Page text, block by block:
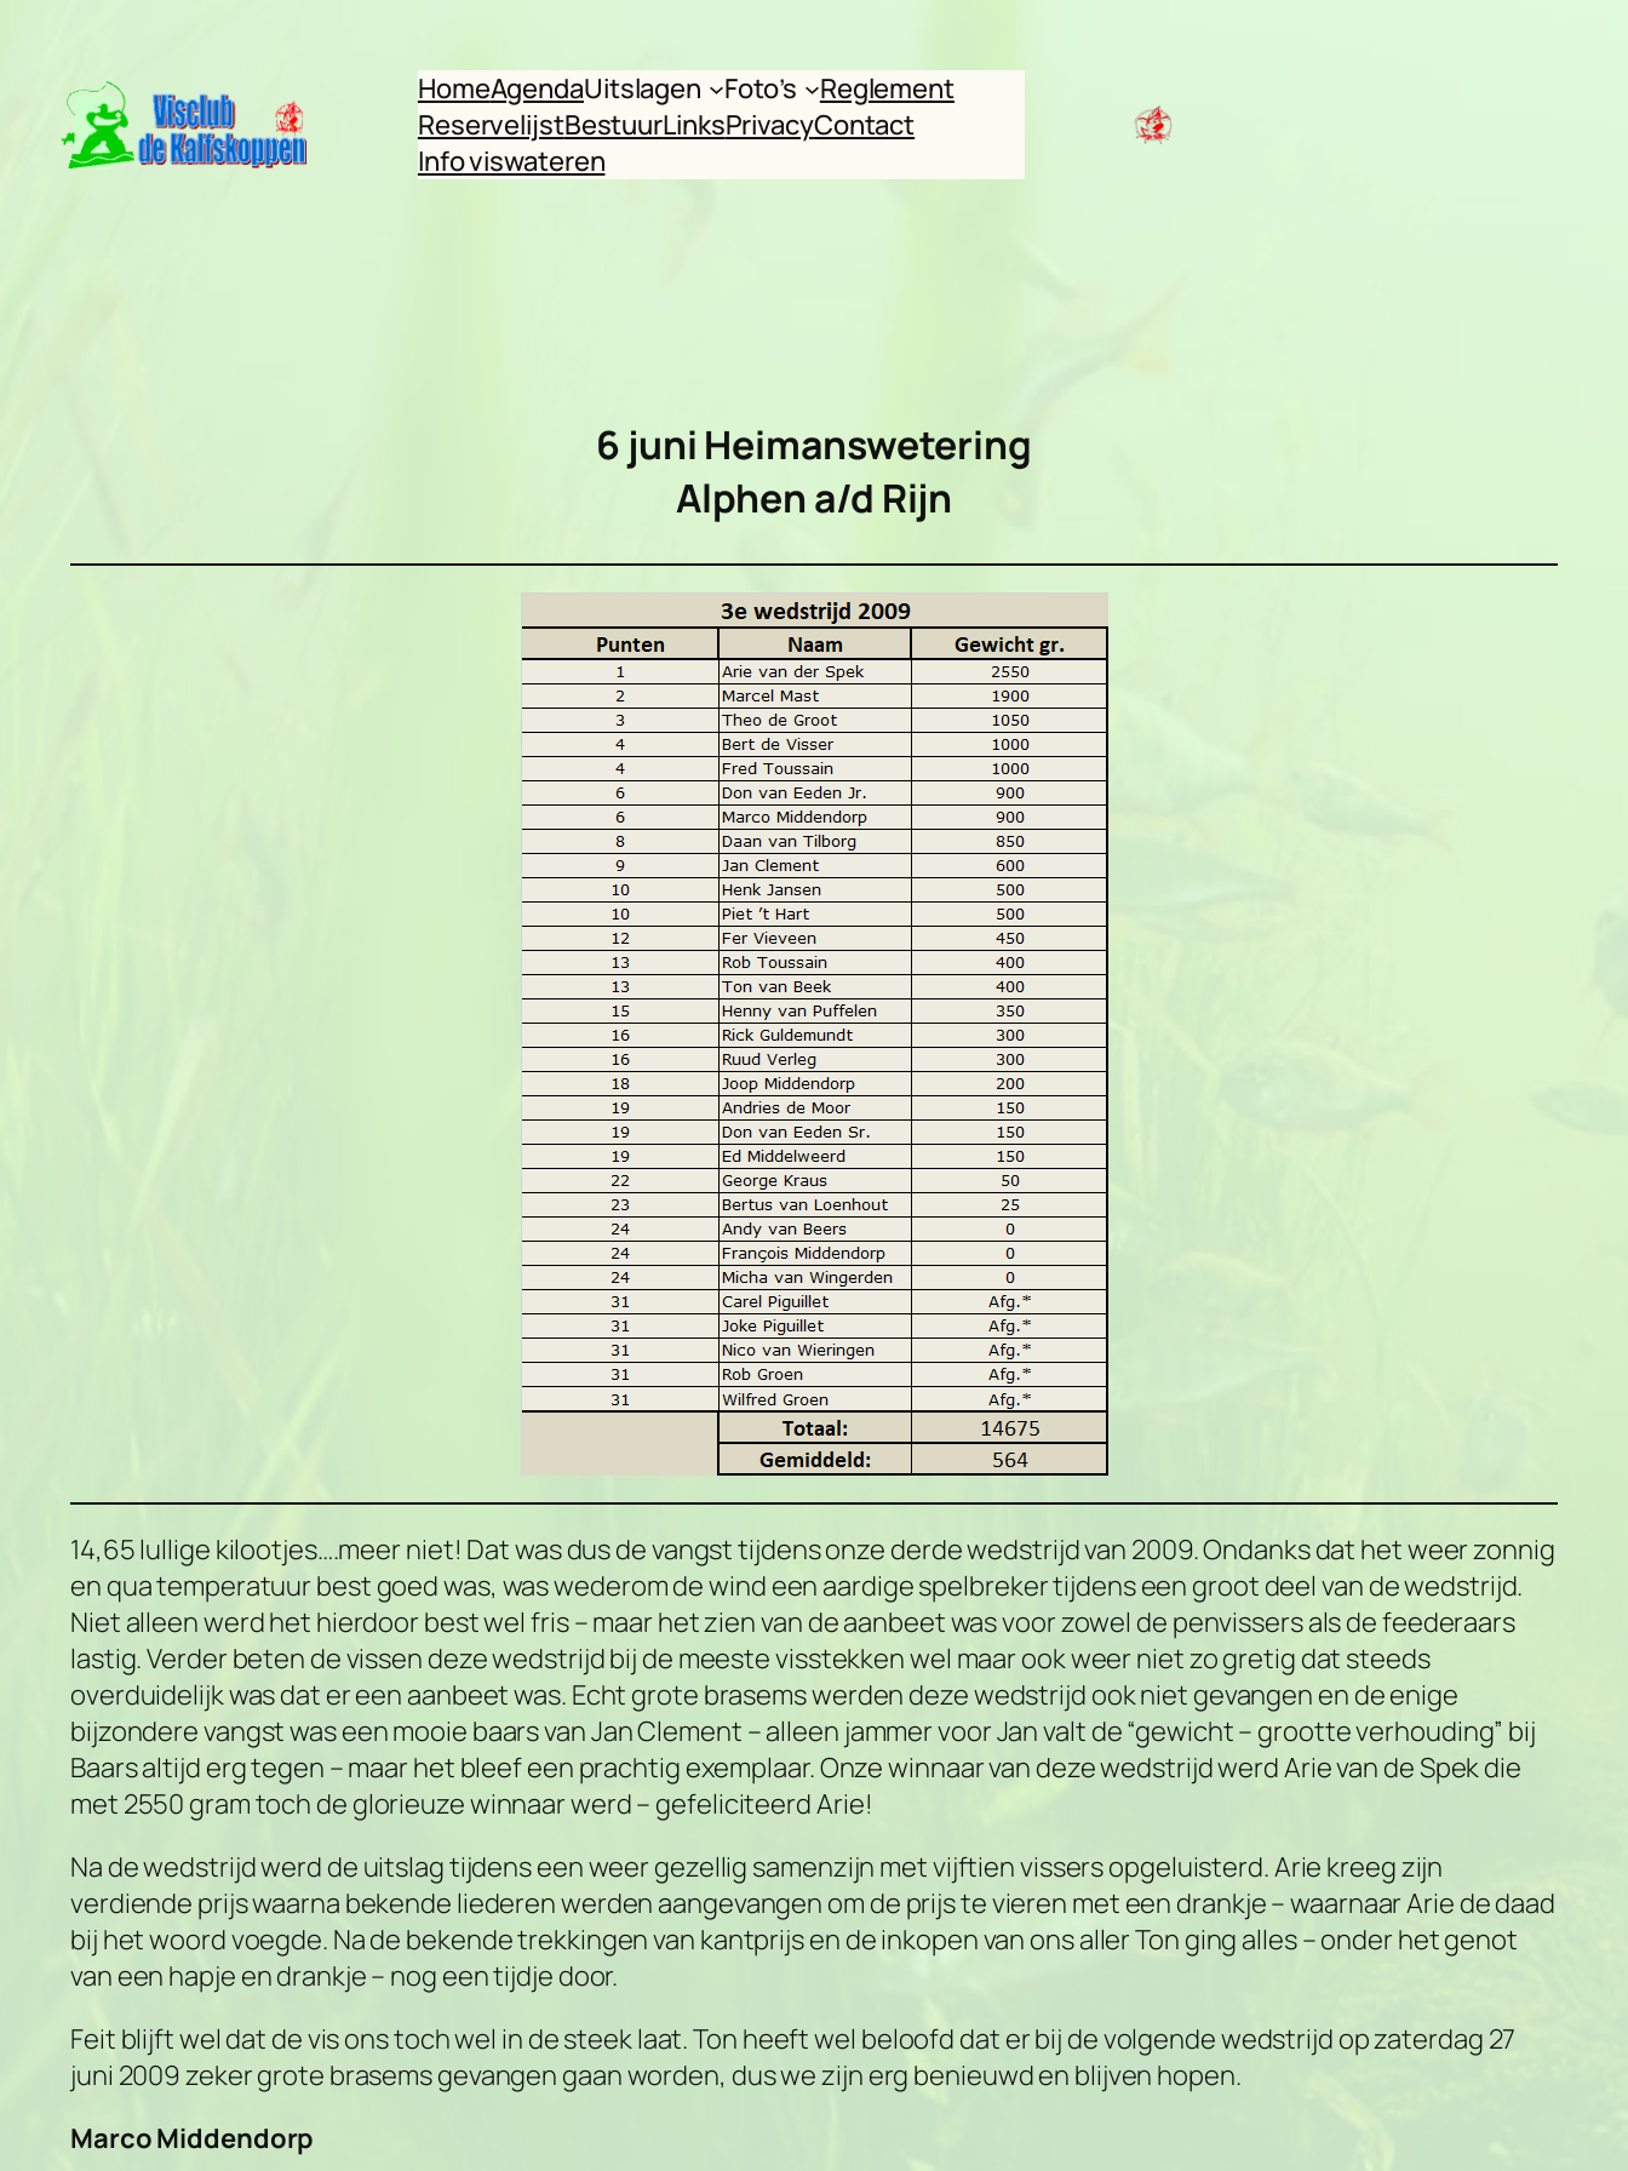
inhoud
HomeAgendaUitslagen Foto’s
Reglement
ReservelijstBestuurLinksPrivacyContact
Info viswateren
6 juni Heimanswetering
Alphen a/d Rijn
14,65 lullige kilootjes….meer niet! Dat was dus de vangst tijdens onze derde wedstrijd van 2009. Ondanks dat het weer zonnig
en qua temperatuur best goed was, was wederom de wind een aardige spelbreker tijdens een groot deel van de wedstrijd.
Niet alleen werd het hierdoor best wel fris – maar het zien van de aanbeet was voor zowel de penvissers als de feederaars
lastig. Verder beten de vissen deze wedstrijd bij de meeste visstekken wel maar ook weer niet zo gretig dat steeds
overduidelijk was dat er een aanbeet was. Echt grote brasems werden deze wedstrijd ook niet gevangen en de enige
bijzondere vangst was een mooie baars van Jan Clement – alleen jammer voor Jan valt de “gewicht – grootte verhouding” bij
Baars altijd erg tegen – maar het bleef een prachtig exemplaar. Onze winnaar van deze wedstrijd werdArie van de Spekdie
met 2550 gram toch de glorieuze winnaar werd – gefeliciteerd Arie!
Na de wedstrijd werd de uitslag tijdens een weer gezellig samenzijn met vijftien vissers opgeluisterd. Arie kreeg zijn
verdiende prijs waarna bekende liederen werden aangevangen om de prijs te vieren met een drankje – waarnaar Arie de daad
bij het woord voegde. Na de bekende trekkingen van kantprijs en de inkopen van ons aller Ton ging alles – onder het genot
van een hapje en drankje – nog een tijdje door.
Feit blijft wel dat de vis ons toch wel in de steek laat. Ton heeft wel beloofd dat er bij de volgende wedstrijd op zaterdag 27
juni 2009 zeker grote brasems gevangen gaan worden, dus we zijn erg benieuwd en blijven hopen.
Marco Middendorp